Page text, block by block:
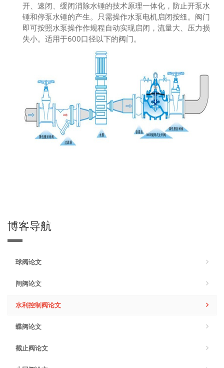
开、速闭、缓闭消除水锤的技术原理一体化，防止开泵水
锤和停泵水锤的产生。只需操作水泵电机启闭按纽。阀门
即可按照水泵操作作规程自动实现启闭，流量大、压力损
失小。适用于600口径以下的阀门。
博客导航
球阀论文
闸阀论文
水利控制阀论文
蝶阀论文
截止阀论文